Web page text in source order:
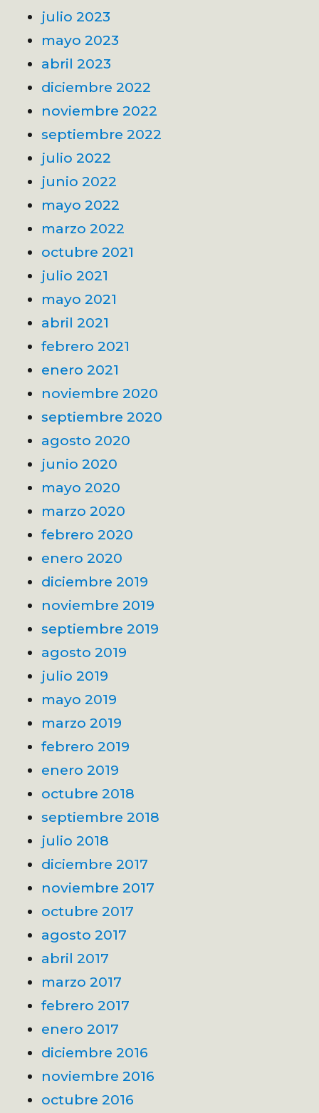
julio 2023
mayo 2023
abril 2023
diciembre 2022
noviembre 2022
septiembre 2022
julio 2022
junio 2022
mayo 2022
marzo 2022
octubre 2021
julio 2021
mayo 2021
abril 2021
febrero 2021
enero 2021
noviembre 2020
septiembre 2020
agosto 2020
junio 2020
mayo 2020
marzo 2020
febrero 2020
enero 2020
diciembre 2019
noviembre 2019
septiembre 2019
agosto 2019
julio 2019
mayo 2019
marzo 2019
febrero 2019
enero 2019
octubre 2018
septiembre 2018
julio 2018
diciembre 2017
noviembre 2017
octubre 2017
agosto 2017
abril 2017
marzo 2017
febrero 2017
enero 2017
diciembre 2016
noviembre 2016
octubre 2016